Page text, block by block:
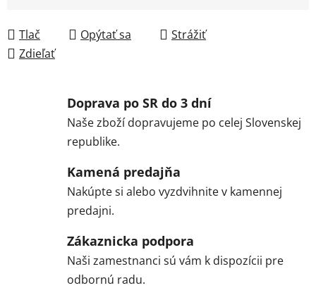
Tlač
Opýtať sa
Strážiť
Zdieľať
Doprava po SR do 3 dní
Naše zboží dopravujeme po celej Slovenskej
republike.
Kamená predajňa
Nakúpte si alebo vyzdvihnite v kamennej
predajni.
Zákaznicka podpora
Naši zamestnanci sú vám k dispozícii pre
odbornú radu.